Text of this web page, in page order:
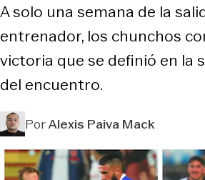
A solo una semana de la
entrenador, los chunchos
victoria que se definió en la
del encuentro.
PorAlexis Paiva Mack